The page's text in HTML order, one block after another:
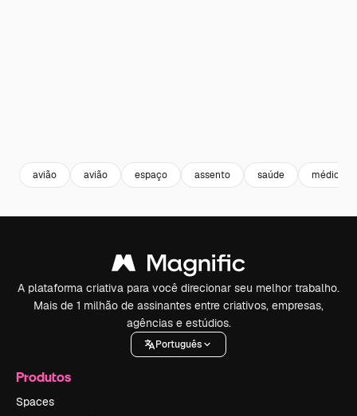
avião avião espaço assento saúde médico
A plataforma criativa para você direcionar seu melhor trabalho.
Mais de 1 milhão de assinantes entre criativos, empresas,
agências e estúdios.
Português
Produtos
Spaces